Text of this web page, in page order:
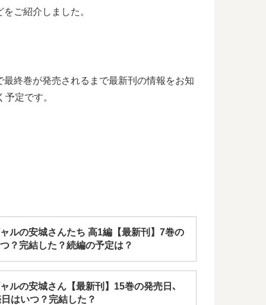
ご紹介しました。
終巻が発売されるまで最新刊の情報をお知
定です。
ルの安城さんたち 高1編【最新刊】7巻の
？完結した？続編の予定は？
ルの安城さん【最新刊】15巻の発売日､
はいつ？完結した？